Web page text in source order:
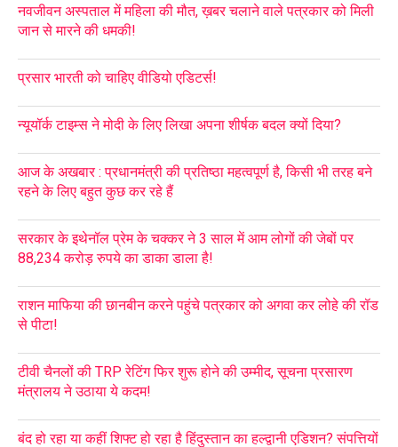
नवजीवन अस्पताल में महिला की मौत, ख़बर चलाने वाले पत्रकार को मिली
जान से मारने की धमकी!
प्रसार भारती को चाहिए वीडियो एडिटर्स!
न्यूयॉर्क टाइम्स ने मोदी के लिए लिखा अपना शीर्षक बदल क्यों दिया?
आज के अखबार : प्रधानमंत्री की प्रतिष्ठा महत्वपूर्ण है, किसी भी तरह बने
रहने के लिए बहुत कुछ कर रहे हैं
सरकार के इथेनॉल प्रेम के चक्कर ने 3 साल में आम लोगों की जेबों पर
88,234 करोड़ रुपये का डाका डाला है!
राशन माफिया की छानबीन करने पहुंचे पत्रकार को अगवा कर लोहे की रॉड
से पीटा!
टीवी चैनलों की TRP रेटिंग फिर शुरू होने की उम्मीद, सूचना प्रसारण
मंत्रालय ने उठाया ये कदम!
बंद हो रहा या कहीं शिफ्ट हो रहा है हिंदुस्तान का हल्द्वानी एडिशन? संपत्तियों